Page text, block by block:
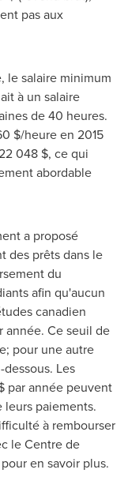
pas aux
le salaire minimum
à un salaire
de 40 heures.
$/heure en 2015
048 $, ce qui
abordable
a proposé
des prêts dans le
du
afin qu'aucun
canadien
année. Ce seuil de
pour une autre
Les
par année peuvent
paiements.
à rembourser
le Centre de
en savoir plus.